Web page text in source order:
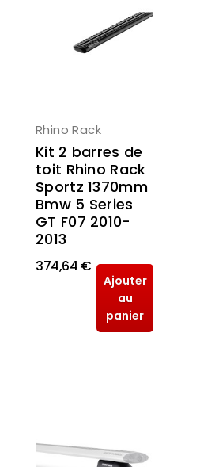
Rhino Rack
Kit 2 barres de
toit Rhino Rack
Sportz 1370mm
Bmw 5 Series
GT F07 2010-
2013
374,64 €
Ajouter
au
panier